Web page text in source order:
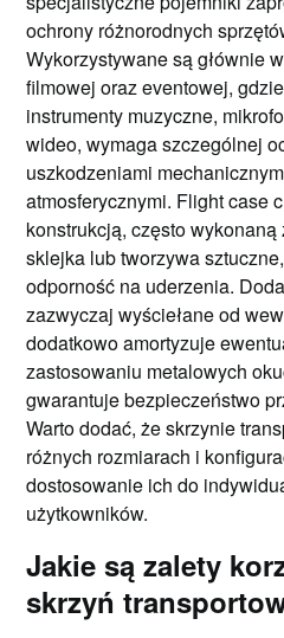
ochrony różnorodnych
Wykorzystywane są głównie
filmowej oraz eventowej,
instrumenty muzyczne,
wideo, wymaga szczególnej
uszkodzeniami
atmosferycznymi. Flight case
konstrukcją, często wykonaną
sklejka lub tworzywa
odporność na uderzenia.
zazwyczaj wyściełane od
dodatkowo amortyzuje
zastosowaniu metalowych
gwarantuje bezpieczeństwo
Warto dodać, że skrzynie
różnych rozmiarach i
dostosowanie ich do
użytkowników.
Jakie są zalety
skrzyń